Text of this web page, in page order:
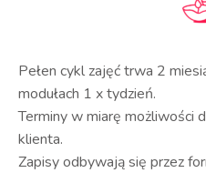
Pełen cykl zajęć trwa 2
modułach 1 x tydzień.
Terminy w miarę możliwości
klienta.
Zapisy odbywają się przez